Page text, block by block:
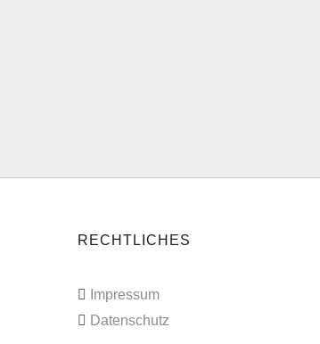
RECHTLICHES
Impressum
Datenschutz